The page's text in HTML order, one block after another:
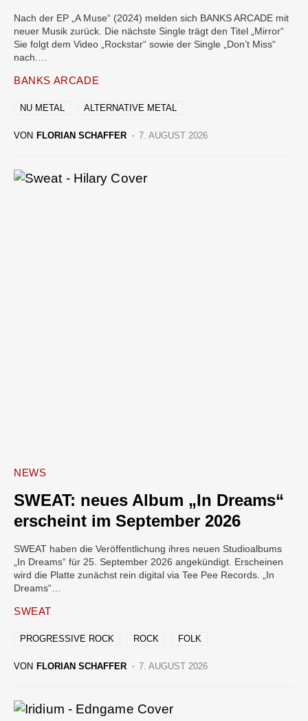
Nach der EP „A Muse“ (2024) melden sich BANKS ARCADE mit
neuer Musik zurück. Die nächste Single trägt den Titel „Mirror“
Sie folgt dem Video „Rockstar“ sowie der Single „Don’t Miss“
nach.…
BANKS ARCADE
NU METAL ALTERNATIVE METAL
VON FLORIAN SCHAFFER 7. AUGUST 2026
NEWS
SWEAT: neues Album „In Dreams“
erscheint im September 2026
SWEAT haben die Veröffentlichung ihres neuen Studioalbums
„In Dreams“ für 25. September 2026 angekündigt. Erscheinen
wird die Platte zunächst rein digital via Tee Pee Records. „In
Dreams“…
SWEAT
PROGRESSIVE ROCK ROCK FOLK
VON FLORIAN SCHAFFER 7. AUGUST 2026